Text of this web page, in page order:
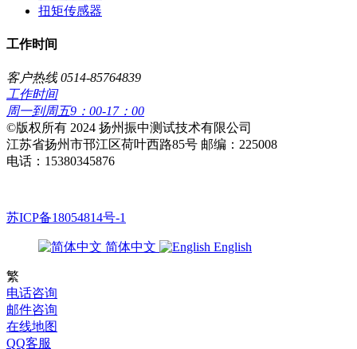
扭矩传感器
工作时间
客户热线 0514-85764839
工作时间
周一到周五9：00-17：00
​©版权所有 2024 扬州振中测试技术有限公司
江苏省扬州市邗江区荷叶西路85号 邮编：225008
电话：15380345876
苏ICP备18054814号-1
简体中文 English
繁
电话咨询
邮件咨询
在线地图
QQ客服